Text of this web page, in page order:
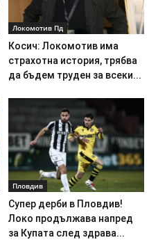
Локомотив Пд
Косич: Локомотив има
страхотна история, трябва
да бъдем труден за всеки...
Пловдив
Супер дерби в Пловдив!
Локо продължава напред
за Купата след здрава...